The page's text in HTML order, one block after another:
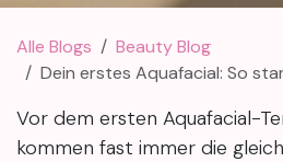
Alle Blogs
Beauty Blog
Dein erstes Aquafacial: So startest du
Vor dem ersten Aquafacial-
kommen fast immer die